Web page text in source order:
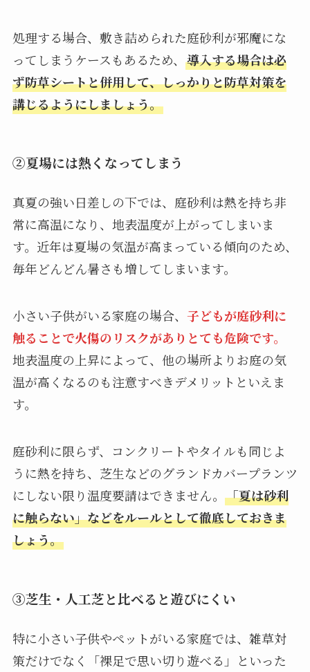
処理する場合、敷き詰められた庭砂利が邪魔にな
ってしまうケースもあるため、 導入する場合は必
ず防草シートと併用して、しっかりと防草対策を
講じるようにしましょう。
②夏場には熱くなってしまう
真夏の強い日差しの下では、庭砂利は熱を持ち非
常に高温になり、地表温度が上がってしまいま
す。近年は夏場の気温が高まっている傾向のため、
毎年どんどん暑さも増してしまいます。
小さい子供がいる家庭の場合、 子どもが庭砂利に
触ることで火傷のリスクがありとても危険です。
地表温度の上昇によって、他の場所よりお庭の気
温が高くなるのも注意すべきデメリットといえま
す。
庭砂利に限らず、コンクリートやタイルも同じよ
うに熱を持ち、芝生などのグランドカバープランツ
にしない限り温度要請はできません。 「夏は砂利
に触らない」などをルールとして徹底しておきま
しょう。
③芝生・人工芝と比べると遊びにくい
特に小さい子供やペットがいる家庭では、雑草対
策だけでなく「裸足で思い切り遊べる」といった